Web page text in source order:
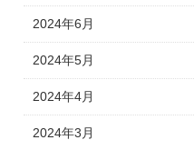
2024年6月
2024年5月
2024年4月
2024年3月